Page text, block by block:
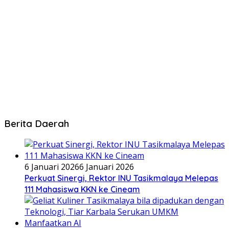
Berita Daerah
6 Januari 20266 Januari 2026
Perkuat Sinergi, Rektor INU Tasikmalaya Melepas
111 Mahasiswa KKN ke Cineam